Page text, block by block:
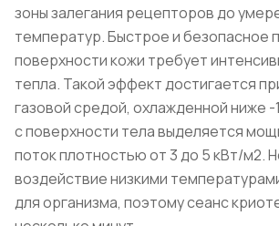
зоны залегания рецепторов до
температур. Быстрое и безопасное
поверхности кожи требует
тепла. Такой эффект достигается
газовой средой, охлажденной ниже
с поверхности тела выделяется
поток плотностью от 3 до 5 кВт/м2.
воздействие низкими
для организма, поэтому сеанс